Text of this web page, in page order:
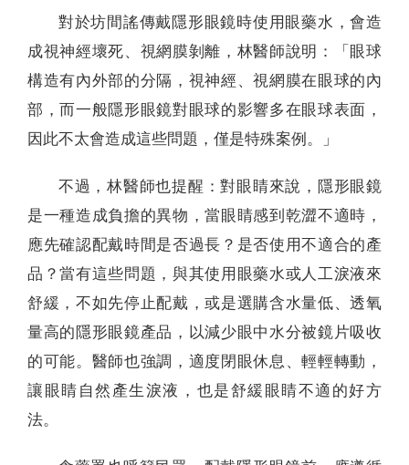
對於坊間謠傳戴隱形眼鏡時使用眼藥水，會造
成視神經壞死、視網膜剝離，林醫師說明：「眼球
構造有內外部的分隔，視神經、視網膜在眼球的內
部，而一般隱形眼鏡對眼球的影響多在眼球表面，
因此不太會造成這些問題，僅是特殊案例。」
不過，林醫師也提醒：對眼睛來說，隱形眼鏡
是一種造成負擔的異物，當眼睛感到乾澀不適時，
應先確認配戴時間是否過長？是否使用不適合的產
品？當有這些問題，與其使用眼藥水或人工淚液來
舒緩，不如先停止配戴，或是選購含水量低、透氧
量高的隱形眼鏡產品，以減少眼中水分被鏡片吸收
的可能。醫師也強調，適度閉眼休息、輕輕轉動，
讓眼睛自然產生淚液，也是舒緩眼睛不適的好方
法。